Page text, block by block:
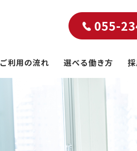
055-
ご利用の流れ 選べる働き方